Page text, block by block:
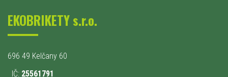
EKOBRIKETY s.r.o.
696 49 Kelčany 60
IČ: 25561791